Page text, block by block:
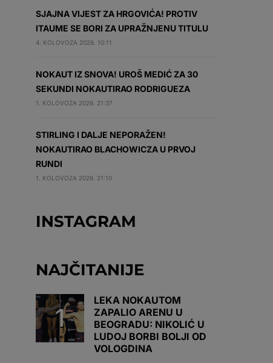
SJAJNA VIJEST ZA HRGOVIĆA! PROTIV
ITAUME SE BORI ZA UPRAŽNJENU TITULU
4. KOLOVOZA 2026. 10:11
NOKAUT IZ SNOVA! UROŠ MEDIĆ ZA 30
SEKUNDI NOKAUTIRAO RODRIGUEZA
1. KOLOVOZA 2026. 21:37
STIRLING I DALJE NEPORAŽEN!
NOKAUTIRAO BLACHOWICZA U PRVOJ
RUNDI
1. KOLOVOZA 2026. 21:10
INSTAGRAM
NAJČITANIJE
LEKA NOKAUTOM
ZAPALIO ARENU U
BEOGRADU: NIKOLIĆ U
LUDOJ BORBI BOLJI OD
VOLOGDINA